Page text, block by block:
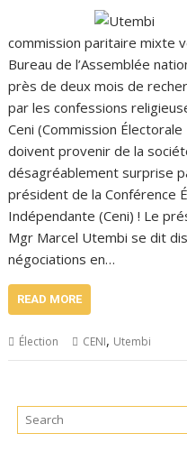
commission paritaire mixte
Bureau de l’Assemblée
près de deux mois de
par les confessions
Ceni (Commission
doivent provenir de la
désagréablement surprise
président de la Conférence
Indépendante (Ceni) ! Le
Mgr Marcel Utembi se dit
négociations en…
READ MORE
Élection CENI, Utembi